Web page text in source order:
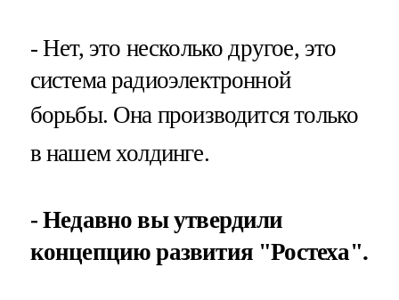
- Нет, это несколько другое, это
система радиоэлектронной
борьбы. Она производится только
в нашем холдинге.
- Недавно вы утвердили
концепцию развития "Ростеха".